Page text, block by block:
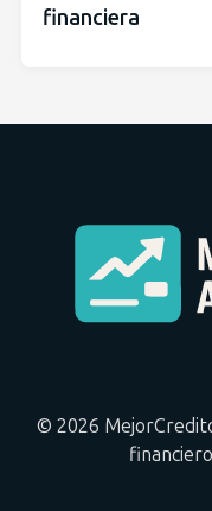
financiera
© 2026